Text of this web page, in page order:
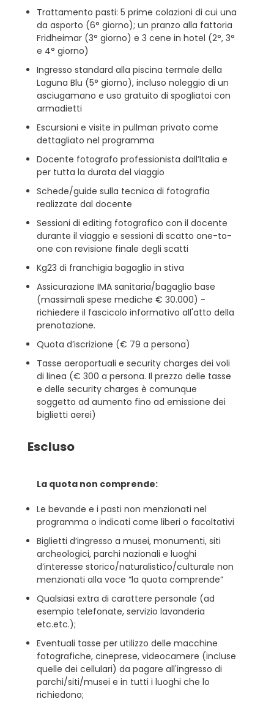
Trattamento pasti: 5 prime colazioni di cui una
da asporto (6° giorno); un pranzo alla fattoria
Fridheimar (3° giorno) e 3 cene in hotel (2°, 3°
e 4° giorno)
Ingresso standard alla piscina termale della
Laguna Blu (5° giorno), incluso noleggio di un
asciugamano e uso gratuito di spogliatoi con
armadietti
Escursioni e visite in pullman privato come
dettagliato nel programma
Docente fotografo professionista dall’Italia e
per tutta la durata del viaggio
Schede/guide sulla tecnica di fotografia
realizzate dal docente
Sessioni di editing fotografico con il docente
durante il viaggio e sessioni di scatto one-to-
one con revisione finale degli scatti
Kg23 di franchigia bagaglio in stiva
Assicurazione IMA sanitaria/bagaglio base
(massimali spese mediche € 30.000) -
richiedere il fascicolo informativo all'atto della
prenotazione.
Quota d’iscrizione (€ 79 a persona)
Tasse aeroportuali e security charges dei voli
di linea (€ 300 a persona. Il prezzo delle tasse
e delle security charges è comunque
soggetto ad aumento fino ad emissione dei
biglietti aerei)
Escluso
La quota non comprende:
Le bevande e i pasti non menzionati nel
programma o indicati come liberi o facoltativi
Biglietti d’ingresso a musei, monumenti, siti
archeologici, parchi nazionali e luoghi
d’interesse storico/naturalistico/culturale non
menzionati alla voce “la quota comprende”
Qualsiasi extra di carattere personale (ad
esempio telefonate, servizio lavanderia
etc.etc.);
Eventuali tasse per utilizzo delle macchine
fotografiche, cineprese, videocamere (incluse
quelle dei cellulari) da pagare all'ingresso di
parchi/siti/musei e in tutti i luoghi che lo
richiedono;